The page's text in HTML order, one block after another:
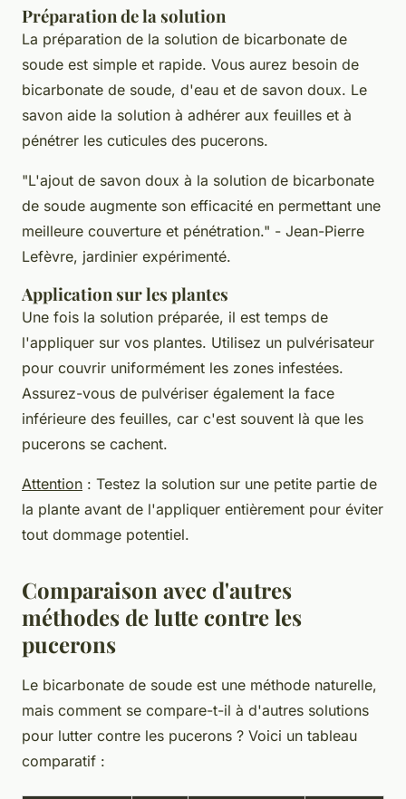
Préparation de la solution
La préparation de la solution de bicarbonate de
soude est simple et rapide. Vous aurez besoin de
bicarbonate de soude, d'eau et de savon doux. Le
savon aide la solution à adhérer aux feuilles et à
pénétrer les cuticules des pucerons.
"L'ajout de savon doux à la solution de bicarbonate
de soude augmente son efficacité en permettant une
meilleure couverture et pénétration." - Jean-Pierre
Lefèvre, jardinier expérimenté.
Application sur les plantes
Une fois la solution préparée, il est temps de
l'appliquer sur vos plantes. Utilisez un pulvérisateur
pour couvrir uniformément les zones infestées.
Assurez-vous de pulvériser également la face
inférieure des feuilles, car c'est souvent là que les
pucerons se cachent.
Attention : Testez la solution sur une petite partie de
la plante avant de l'appliquer entièrement pour éviter
tout dommage potentiel.
Comparaison avec d'autres
méthodes de lutte contre les
pucerons
Le bicarbonate de soude est une méthode naturelle,
mais comment se compare-t-il à d'autres solutions
pour lutter contre les pucerons ? Voici un tableau
comparatif :